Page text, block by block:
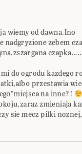
wiemy od dawna.Ino
nadgryzione zebem
do ogrodu kazdego
przestawia
na inne?!
zmieniaja
sie mecz pilki